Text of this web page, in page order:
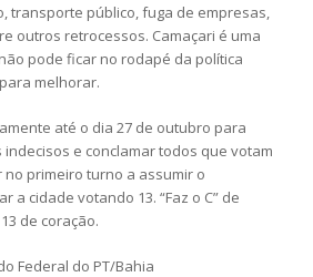
transporte público, fuga de empresas,
outros retrocessos. Camaçari é uma
pode ficar no rodapé da política
melhorar.
até o dia 27 de outubro para
e conclamar todos que votam
primeiro turno a assumir o
a cidade votando 13. “Faz o C” de
de coração.
Federal do PT/Bahia